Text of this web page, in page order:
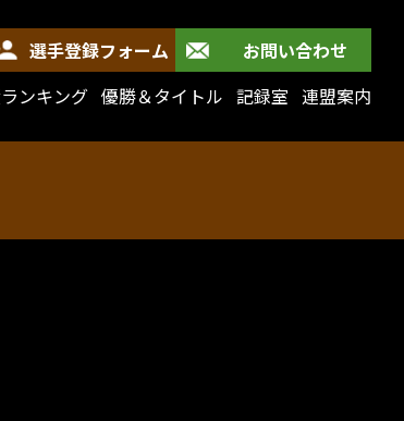
選手登録フォーム
お問い合わせ
ンキング 優勝＆タイトル 記録室 連盟案内